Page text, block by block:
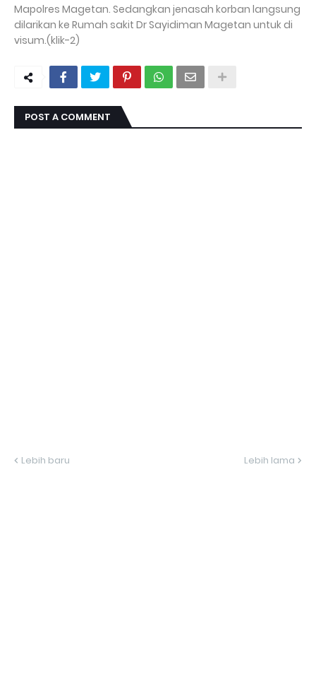
Mapolres Magetan. Sedangkan jenasah korban langsung
dilarikan ke Rumah sakit Dr Sayidiman Magetan untuk di
visum.(klik-2)
POST A COMMENT
Lebih baru Lebih lama